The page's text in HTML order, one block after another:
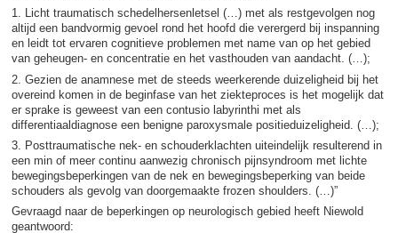
1. Licht traumatisch schedelhersenletsel (…) met als restgevolgen nog
altijd een bandvormig gevoel rond het hoofd die verergerd bij inspanning
en leidt tot ervaren cognitieve problemen met name van op het gebied
van geheugen- en concentratie en het vasthouden van aandacht. (…);
2. Gezien de anamnese met de steeds weerkerende duizeligheid bij het
overeind komen in de beginfase van het ziekteproces is het mogelijk dat
er sprake is geweest van een contusio labyrinthi met als
differentiaaldiagnose een benigne paroxysmale positieduizeligheid. (…);
3. Posttraumatische nek- en schouderklachten uiteindelijk resulterend in
een min of meer continu aanwezig chronisch pijnsyndroom met lichte
bewegingsbeperkingen van de nek en bewegingsbeperking van beide
schouders als gevolg van doorgemaakte frozen shoulders. (…)”
Gevraagd naar de beperkingen op neurologisch gebied heeft Niewold
geantwoord: